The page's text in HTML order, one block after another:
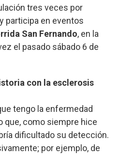
tres veces por
participa en eventos
San Fernando, en la
el pasado sábado 6 de
con la esclerosis
tengo la enfermedad
que, como siempre hice
dificultado su detección.
por ejemplo, de